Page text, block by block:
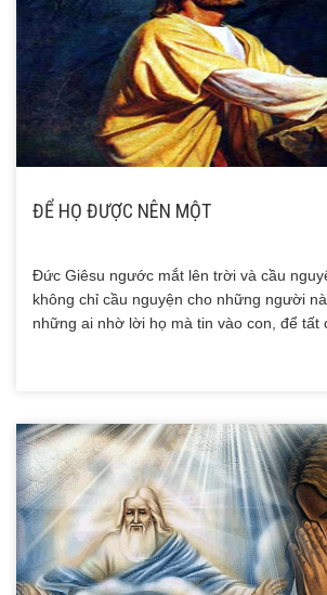
ĐỂ HỌ ĐƯỢC NÊN MỘT
Đức Giêsu ngước mắt lên trời và cầu
không chỉ cầu nguyện cho những người
những ai nhờ lời họ mà tin vào con, để tất